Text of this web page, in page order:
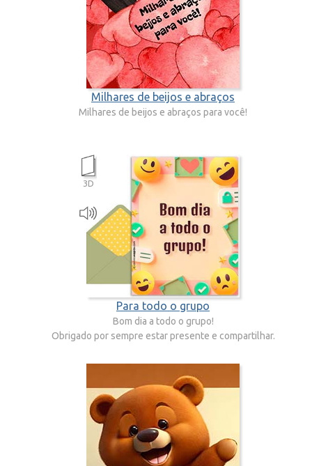
Milhares de beijos e abraços
Milhares de beijos e abraços para você!
Para todo o grupo
Bom dia a todo o grupo!
Obrigado por sempre estar presente e compartilhar.
3D